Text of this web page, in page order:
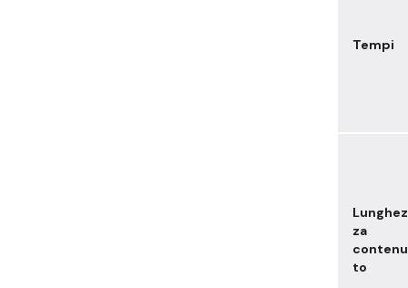
Tempi
Lunghez
za
contenu
to